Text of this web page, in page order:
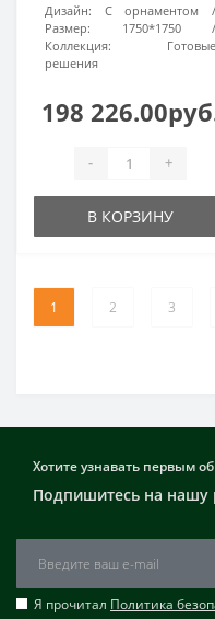
Дизайн:
С орнаментом
Размер:
1750*1750
Коллекция:
Готовые
решения
198
- +
В КОРЗИНУ
1 2 3
Хотите узнавать первым
Подпишитесь на нашу
Я прочитал Политика